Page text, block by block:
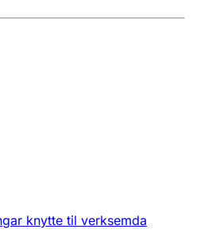
knytte til verksemda